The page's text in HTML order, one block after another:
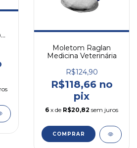
Moletom Raglan
Medicina Veterinária
R$124,90
R$118,66 no
pix
6 x de R$20,82 sem juros
COMPRAR